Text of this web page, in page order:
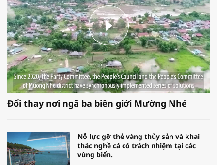
Đổi thay nơi ngã ba biên giới Mường Nhé
Nỗ lực gỡ thẻ vàng thủy sản và khai
thác nghề cá có trách nhiệm tại các
vùng biển.